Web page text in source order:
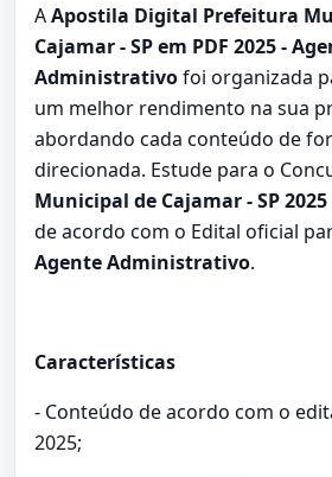
AApostila Digital Prefeitura
Cajamar - SP em PDF 2025 -
Administrativofoi organizada
um melhor rendimento na sua
abordando cada conteúdo de
direcionada. Estude para o
Municipal de Cajamar - SP 2025
de acordo com o Edital oficial
Agente Administrativo.
Características
- Conteúdo de acordo com o
2025;